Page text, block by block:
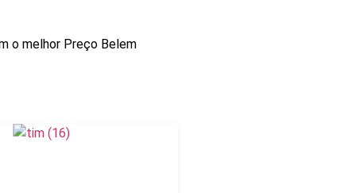
o melhor Preço Belem